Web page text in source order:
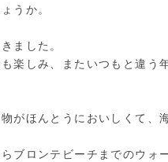
うか。
ました。
楽しみ、またいつもと違う
がほんとうにおいしくて、
ブロンテビーチまでのウォ